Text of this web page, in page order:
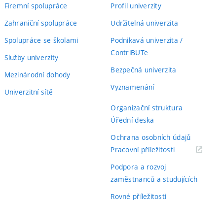
Firemní spolupráce
Zahraniční spolupráce
Spolupráce se školami
Služby univerzity
Mezinárodní dohody
Univerzitní sítě
Profil univerzity
Udržitelná univerzita
Podnikavá univerzita /
ContriBUTe
Bezpečná univerzita
Vyznamenání
Organizační struktura
Úřední deska
Ochrana osobních údajů
Pracovní příležitosti(externí
Podpora a rozvoj
zaměstnanců a studujících
Rovné příležitosti